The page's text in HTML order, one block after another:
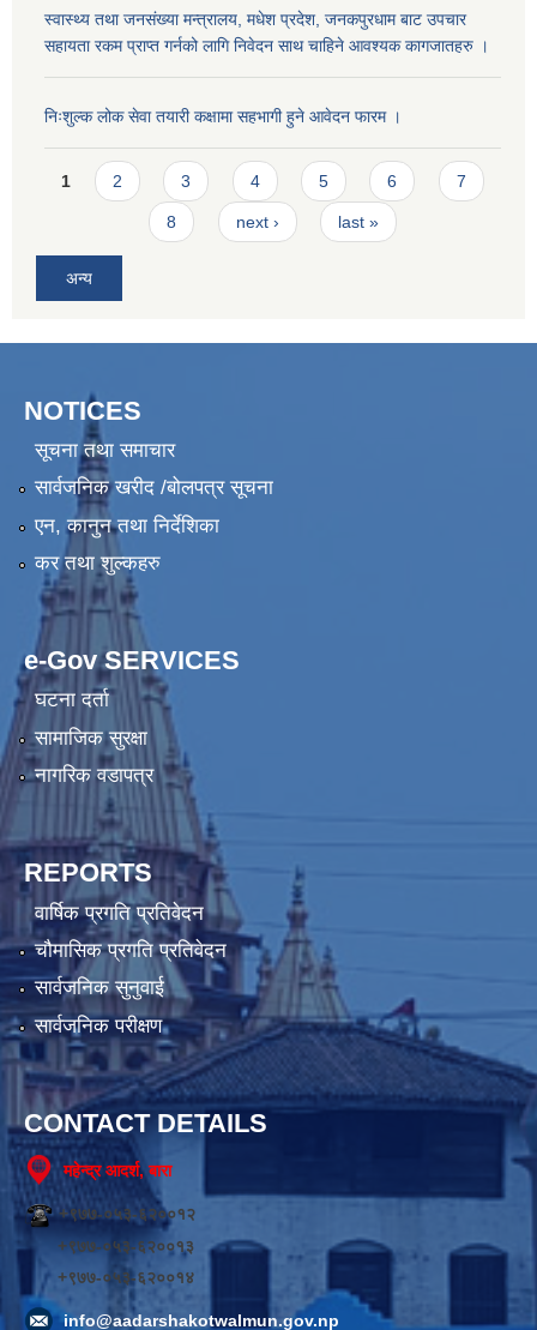
स्वास्थ्य तथा जनसंख्या मन्त्रालय, मधेश प्रदेश, जनकपुरधाम बाट उपचार
सहायता रकम प्राप्त गर्नको लागि निवेदन साथ चाहिने आवश्यक कागजातहरु ।
निःशुल्क लोक सेवा तयारी कक्षामा सहभागी हुने आवेदन फारम ।
Pages
1 2 3 4 5 6 7
8 next › last »
अन्य
NOTICES
सूचना तथा समाचार
सार्वजनिक खरीद /बोलपत्र सूचना
एन, कानुन तथा निर्देशिका
कर तथा शुल्कहरु
e-Gov SERVICES
घटना दर्ता
सामाजिक सुरक्षा
नागरिक वडापत्र
REPORTS
वार्षिक प्रगति प्रतिवेदन
चौमासिक प्रगति प्रतिवेदन
सार्वजनिक सुनुवाई
सार्वजनिक परीक्षण
CONTACT DETAILS
महेन्द्र आदर्श, बारा
+९७७-०५३-६२००१२
+९७७-०५३-६२००१३
+९७७-०५३-६२००१४
info@aadarshakotwalmun.gov.np